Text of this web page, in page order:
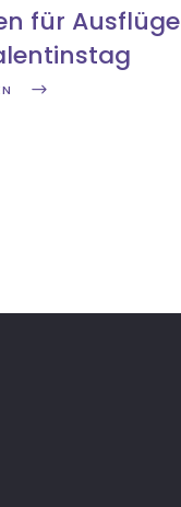
für Ausflüge